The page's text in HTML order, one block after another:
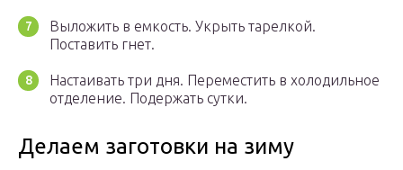
Выложить в емкость. Укрыть тарелкой.
Поставить гнет.
Настаивать три дня. Переместить в холодильное
отделение. Подержать сутки.
Делаем заготовки на зиму